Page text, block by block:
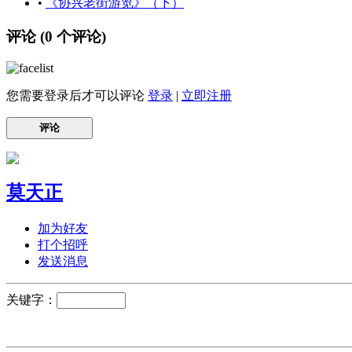
评论 (0 个评论)
您需要登录后才可以评论 登录 | 立即注册
评论
莫天正
加为好友
打个招呼
发送消息
关键字：